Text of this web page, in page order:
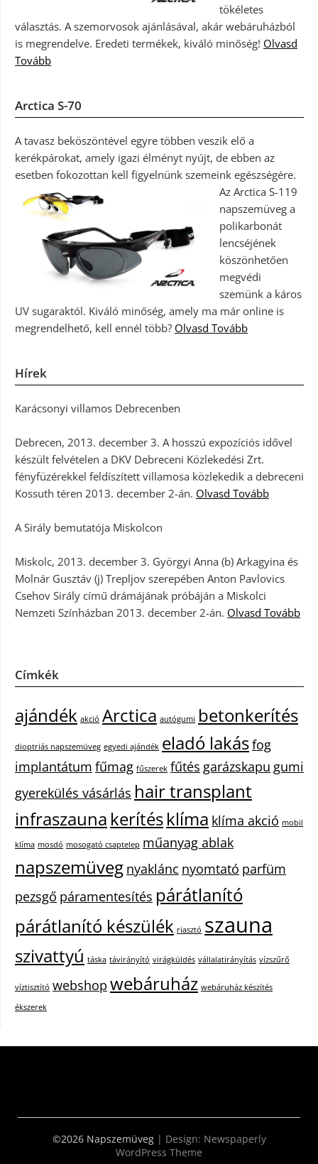
tökéletes
választás. A szemorvosok ajánlásával, akár webáruházból
is megrendelve. Eredeti termékek, kiváló minőség! Olvasd
Tovább
Arctica S-70
A tavasz beköszöntével egyre többen veszik elő a
kerékpárokat, amely igazi élményt nyújt, de ebben az
esetben fokozottan kell figyelnünk szemeink egészségére.
Az Arctica S-119
napszemüveg a
polikarbonát
lencséjének
köszönhetően
megvédi
szemünk a káros
UV sugaraktól. Kiváló minőség, amely ma már online is
megrendelhető, kell ennél több? Olvasd Tovább
Hírek
Karácsonyi villamos Debrecenben
Debrecen, 2013. december 3. A hosszú expozíciós idővel
készült felvételen a DKV Debreceni Közlekedési Zrt.
fényfüzérekkel feldíszített villamosa közlekedik a debreceni
Kossuth téren 2013. december 2-án. Olvasd Tovább
A Sirály bemutatója Miskolcon
Miskolc, 2013. december 3. Györgyi Anna (b) Arkagyina és
Molnár Gusztáv (j) Trepljov szerepében Anton Pavlovics
Csehov Sirály című drámájának próbáján a Miskolci
Nemzeti Színházban 2013. december 2-án. Olvasd Tovább
Címkék
ajándék akció Arctica autógumi betonkerítés
dioptriás napszemüveg egyedi ajándék eladó lakásfog
implantátum fűmag fűszerek fűtés garázskapu gumi
gyerekülés vásárlás hair transplant
infraszauna kerítésklíma klíma akció mobil
klíma mosdó mosogató csaptelep műanyag ablak
napszemüveg nyaklánc nyomtató parfüm
pezsgő páramentesítés párátlanító
párátlanító készülék riasztó szauna
szivattyú táska távirányító virágküldés vállalatirányítás vízszűrő
víztisztító webshop webáruház webáruház készítés
ékszerek
©2026 Napszemüveg | Design: Newspaperly
WordPress Theme